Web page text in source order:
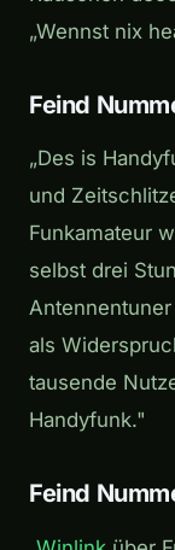
„Wennst nix
Feind
„Des is
und
Funkamateur
selbst drei
als
tausende
Handyfunk."
Feind